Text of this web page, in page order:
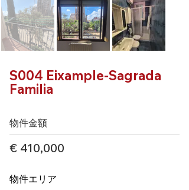
S004 Eixample-Sagrada
Familia
物件金額
€ 410,000
物件エリア